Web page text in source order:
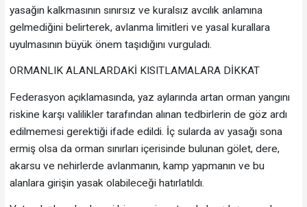
yasağın kalkmasının sınırsız ve kuralsız avcılık anlamına
gelmediğini belirterek, avlanma limitleri ve yasal kurallara
uyulmasının büyük önem taşıdığını vurguladı.
ORMANLIK ALANLARDAKİ KISITLAMALARA DİKKAT
Federasyon açıklamasında, yaz aylarında artan orman yangını
riskine karşı valilikler tarafından alınan tedbirlerin de göz ardı
edilmemesi gerektiği ifade edildi. İç sularda av yasağı sona
ermiş olsa da orman sınırları içerisinde bulunan gölet, dere,
akarsu ve nehirlerde avlanmanın, kamp yapmanın ve bu
alanlara girişin yasak olabileceği hatırlatıldı.